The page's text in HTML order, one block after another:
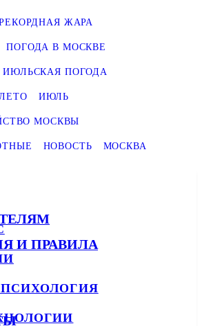
ЖАРА
ПОГОДА В МОСКВЕ
ИЮЛЬСКАЯ ПОГОДА
ИЮЛЬ
МОСКВЫ
НОВОСТЬ МОСКВА
И ПРАВИЛА